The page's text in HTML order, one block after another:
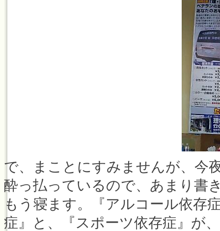
で、まことにすみませんが、今
酔っ払っているので、あまり
もう寝ます。『アルコール依存
症』と、『スポーツ依存症』が